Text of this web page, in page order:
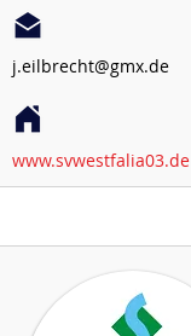
j.eilbrecht@gmx.de
www.svwestfalia03.de